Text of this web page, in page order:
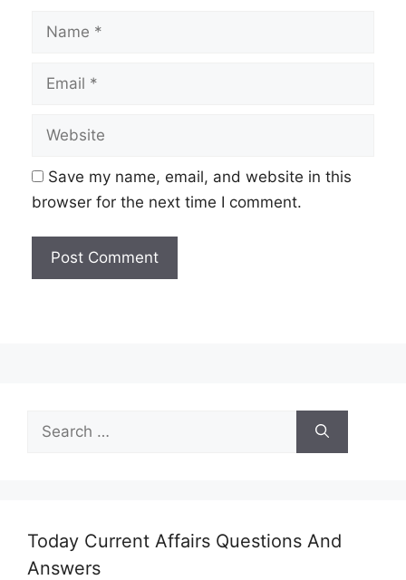
Save my name, email, and website in this
browser for the next time I comment.
for:
Today Current Affairs Questions And
Answers